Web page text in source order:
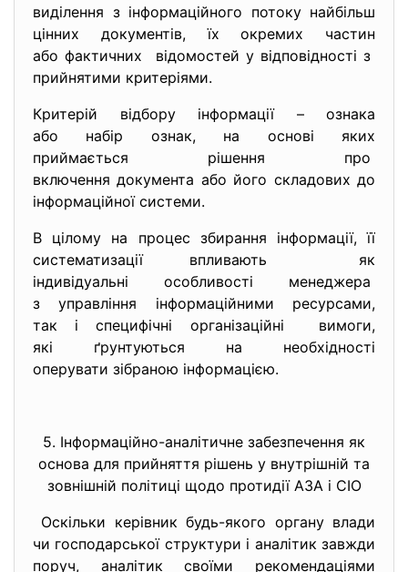
виділення з інформаційного потоку найбільш
цінних документів, їх окремих частин
або фактичних відомостей у відповідності з
прийнятими критеріями.
Критерій відбору інформації – ознака
або набір ознак, на основі яких
приймається рішення про
включення документа або його складових до
інформаційної системи.
В цілому на процес збирання інформації, її
систематизації впливають як
індивідуальні особливості менеджера
з управління інформаційними ресурсами,
так і специфічні організаційні вимоги,
які ґрунтуються на необхідності
оперувати зібраною інформацією.
5. Інформаційно-аналітичне забезпечення як
основа для прийняття рішень у внутрішній та
зовнішній політиці щодо протидії АЗА і СІО
Оскільки керівник будь-якого органу влади
чи господарської структури і аналітик завжди
поруч, аналітик своїми рекомендаціями